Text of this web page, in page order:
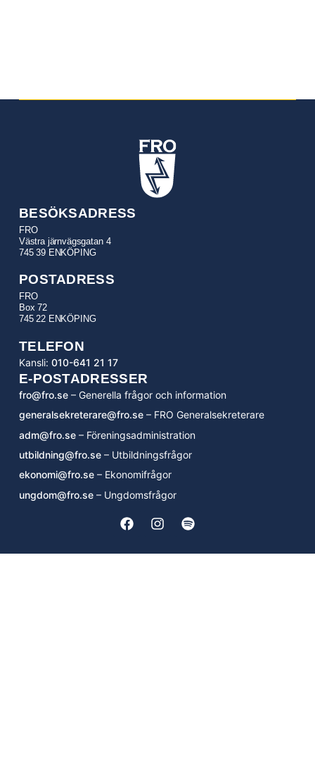
BESÖKSADRESS
FRO
Västra järnvägsgatan 4
745 39 ENKÖPING
POSTADRESS
FRO
Box 72
745 22 ENKÖPING
TELEFON
Kansli: 010-641 21 17
E-POSTADRESSER
fro@fro.se– Generella frågor och information
generalsekreterare@fro.se– FRO Generalsekreterare
adm@fro.se– Föreningsadministration
utbildning@fro.se– Utbildningsfrågor
ekonomi@fro.se– Ekonomifrågor
ungdom@fro.se– Ungdomsfrågor